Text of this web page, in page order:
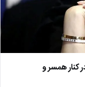
کنار همسر و